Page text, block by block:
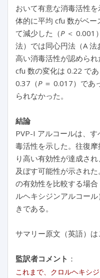
おいて有意な消毒活性
体的に平均 cfu 数がベ
て減少した（P＜ 0.001
法）では同心円法（A
高い消毒活性が認めら
cfu 数の変化は 0.22 で
0.37（P＝ 0.017）であ
られなかった。
結論
PVP-I アルコールは、
毒活性を示した。往復
り高い有効性が達成さ
及ぼす可能性が示され
の有効性を比較する場
ルヘキシジンアルコー
きである。
サマリー原文（英語）は
監訳者コメント ：
これまで、クロルヘキシ